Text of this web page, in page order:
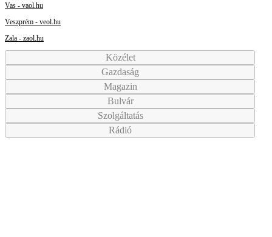
Vas - vaol.hu
Veszprém - veol.hu
Zala - zaol.hu
Közélet
Gazdaság
Magazin
Bulvár
Szolgáltatás
Rádió